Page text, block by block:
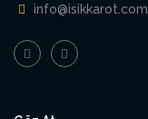
info@isikkarot.com